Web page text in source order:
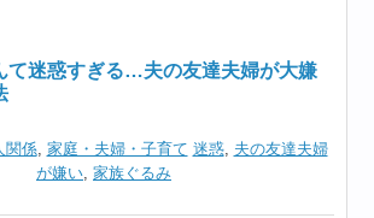
て迷惑すぎる…夫の友達夫婦が大嫌
関係, 家庭・夫婦・子育て 迷惑, 夫の友達夫婦
が嫌い, 家族ぐるみ